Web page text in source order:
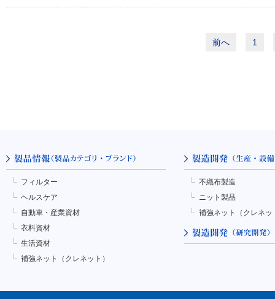
前へ 1
フィルター
ヘルスケア
自動車・産業資材
衣料資材
生活資材
補強ネット（クレネット）
不織布製造
ニット製品
補強ネット（クレネッ